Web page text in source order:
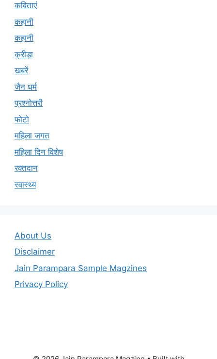
कविताएं
कहानी
कहानी
क्रीड़ा
खबरें
जैन धर्म
प्रश्नोत्तरी
फोटो
महिला जगत
महिला दिन विशेष
रक्तदान
स्वास्थ्य
About Us
Disclaimer
Jain Parampara Sample Magzines
Privacy Policy